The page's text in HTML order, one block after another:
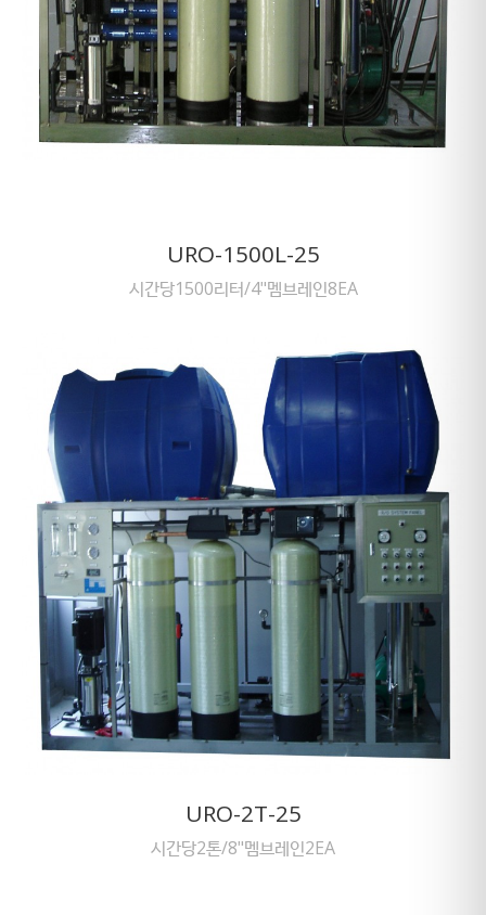
URO-1500L-25
시간당1500리터/4"멤브레인8EA
URO-2T-25
시간당2톤/8"멤브레인2EA